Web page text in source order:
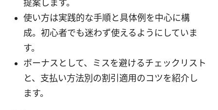
提案します。
使い方は実践的な手順と具体例を中心に構
成。初心者でも迷わず使えるようにしていま
す。
ボーナスとして、ミスを避けるチェックリスト
と、支払い方法別の割引適用のコツを紹介し
ます。